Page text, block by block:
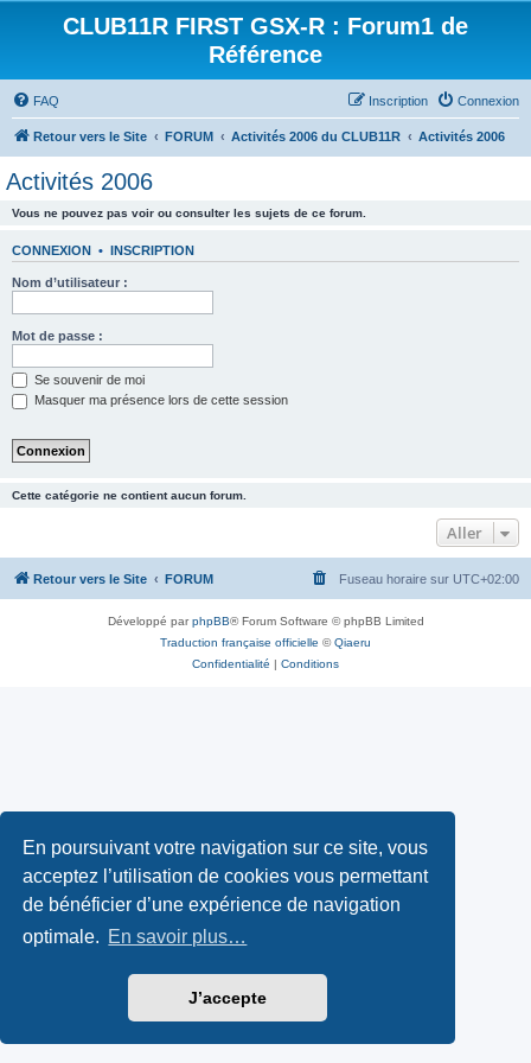
En poursuivant votre navigation sur ce site, vous
acceptez l’utilisation de cookies vous permettant
de bénéficier d’une expérience de navigation
optimale. En savoir plus…
J’accepte
CLUB11R FIRST GSX-R : Forum1 de
Référence
FAQ Connexion
Inscription
Retour vers le Site FORUM Activités 2006 du CLUB11R Activités 2006
Activités 2006
Vous ne pouvez pas voir ou consulter les sujets de ce forum.
CONNEXION • INSCRIPTION
Nom d’utilisateur :
Mot de passe :
Se souvenir de moi
Masquer ma présence lors de cette session
Cette catégorie ne contient aucun forum.
Aller
Retour vers le Site FORUM Fuseau horaire sur UTC+02:00
Développé parphpBB® Forum Software © phpBB Limited
Traduction française officielle ©Qiaeru
Confidentialité | Conditions